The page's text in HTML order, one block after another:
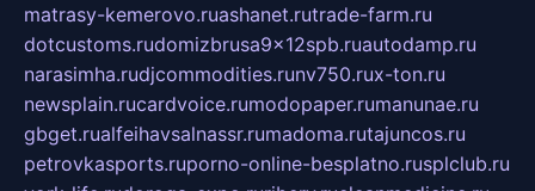
matrasy-kemerovo.ruashanet.rutrade-farm.ru
dotcustoms.rudomizbrusa9x12spb.ruautodamp.ru
narasimha.rudjcommodities.runv750.rux-ton.ru
newsplain.rucardvoice.rumodopaper.rumanunae.ru
gbget.rualfeihavsalnassr.rumadoma.rutajuncos.ru
petrovkasports.ruporno-online-besplatno.rusplclub.ru